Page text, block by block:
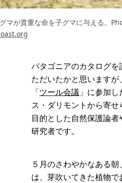
マが貴重な命を子グマに与える。
パタゴニアのカタログ
ただいたかと思いますが、
「ツール会議 」に参加
ス・ダリモントから寄
目的とした自然保護論
研究者です。
５月のさわやかなある
は、芽吹いてきた植物